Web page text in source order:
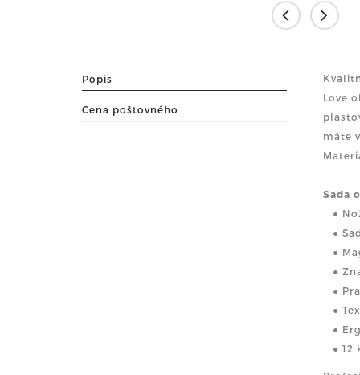
Popis
Cena poštovného
Love
máte
Sada
●
●
●
●
●
●
●
● 12